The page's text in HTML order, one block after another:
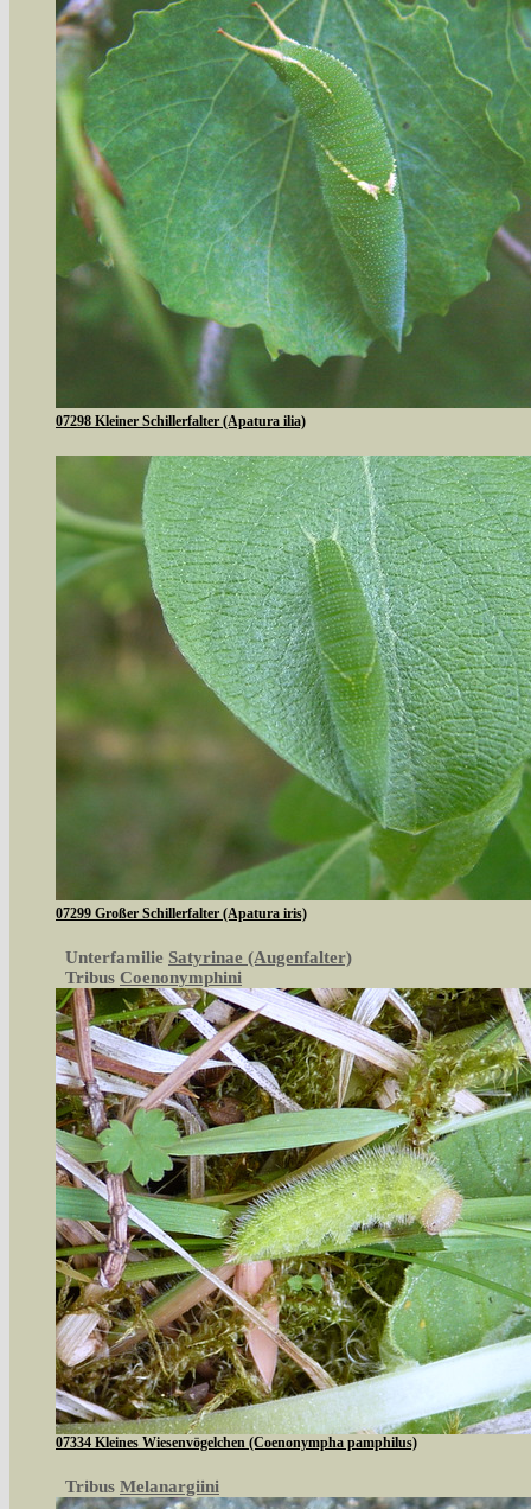
07298 Kleiner Schillerfalter (Apatura ilia)
07299 Großer Schillerfalter (Apatura iris)
Unterfamilie Satyrinae (Augenfalter)
Tribus Coenonymphini
07334 Kleines Wiesenvögelchen (Coenonympha pamphilus)
Tribus Melanargiini